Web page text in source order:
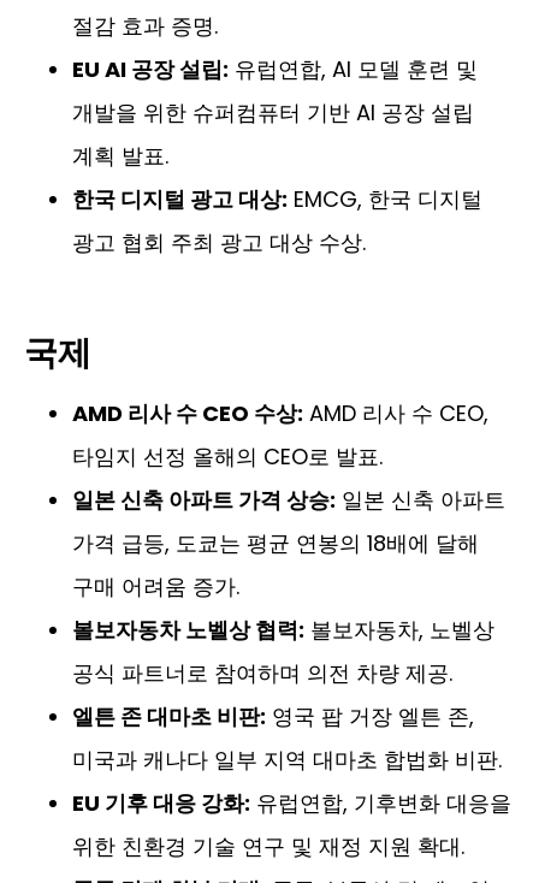
절감 효과 증명.
EU AI 공장 설립: 유럽연합, AI 모델 훈련 및
개발을 위한 슈퍼컴퓨터 기반 AI 공장 설립
계획 발표.
한국 디지털 광고 대상: EMCG, 한국 디지털
광고 협회 주최 광고 대상 수상.
국제
AMD 리사 수 CEO 수상: AMD 리사 수 CEO,
타임지 선정 올해의 CEO로 발표.
일본 신축 아파트 가격 상승: 일본 신축 아파트
가격 급등, 도쿄는 평균 연봉의 18배에 달해
구매 어려움 증가.
볼보자동차 노벨상 협력: 볼보자동차, 노벨상
공식 파트너로 참여하며 의전 차량 제공.
엘튼 존 대마초 비판: 영국 팝 거장 엘튼 존,
미국과 캐나다 일부 지역 대마초 합법화 비판.
EU 기후 대응 강화: 유럽연합, 기후변화 대응을
위한 친환경 기술 연구 및 재정 지원 확대.